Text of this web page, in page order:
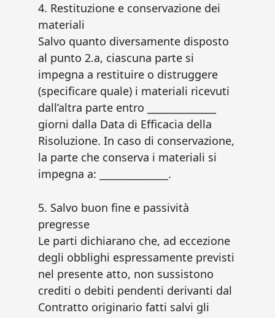
4. Restituzione e conservazione dei
materiali
Salvo quanto diversamente disposto
al punto 2.a, ciascuna parte si
impegna a restituire o distruggere
(specificare quale) i materiali ricevuti
dall’altra parte entro ______________
giorni dalla Data di Efficacia della
Risoluzione. In caso di conservazione,
la parte che conserva i materiali si
impegna a: ______________.
5. Salvo buon fine e passività
pregresse
Le parti dichiarano che, ad eccezione
degli obblighi espressamente previsti
nel presente atto, non sussistono
crediti o debiti pendenti derivanti dal
Contratto originario fatti salvi gli